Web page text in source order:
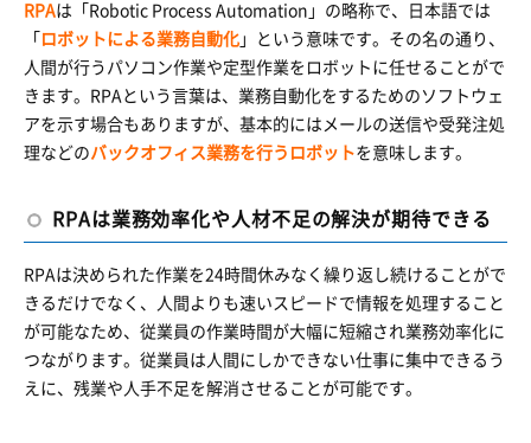
RPAは「Robotic Process Automation」の略称で、日本語では
「 ロボットによる業務自動化 」という意味です。その名の通り、
人間が行うパソコン作業や定型作業をロボットに任せることがで
きます。RPAという言葉は、業務自動化をするためのソフトウェ
アを示す場合もありますが、基本的にはメールの送信や受発注処
理などのバックオフィス業務を行うロボットを意味します。
RPAは業務効率化や人材不足の解決が期待できる
RPAは決められた作業を24時間休みなく繰り返し続けることがで
きるだけでなく、人間よりも速いスピードで情報を処理すること
が可能なため、従業員の作業時間が大幅に短縮され業務効率化に
つながります。従業員は人間にしかできない仕事に集中できるう
えに、残業や人手不足を解消させることが可能です。